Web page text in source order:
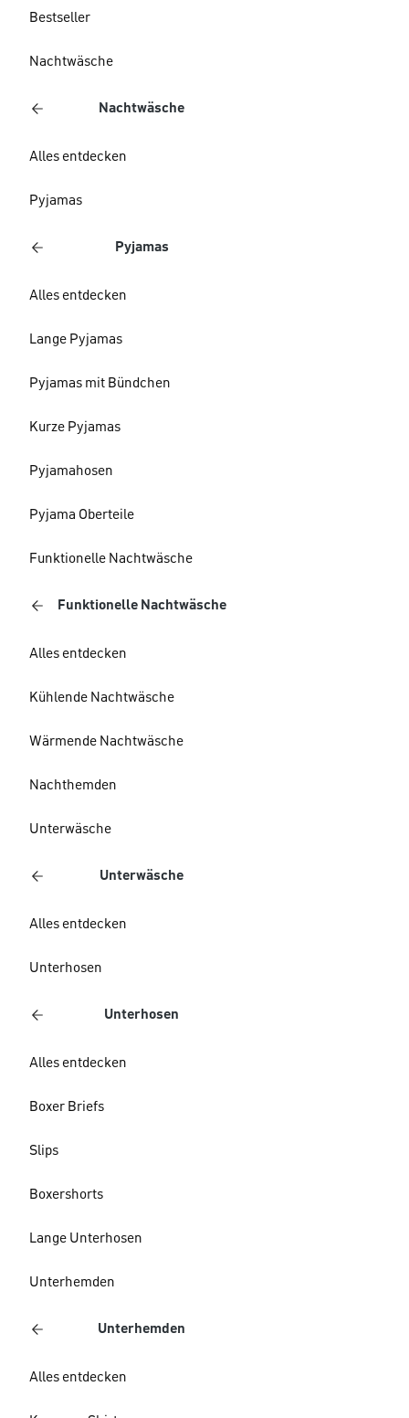
Bestseller
Nachtwäsche
Nachtwäsche
Alles entdecken
Pyjamas
Pyjamas
Alles entdecken
Lange Pyjamas
Pyjamas mit Bündchen
Kurze Pyjamas
Pyjamahosen
Pyjama Oberteile
Funktionelle Nachtwäsche
Funktionelle Nachtwäsche
Alles entdecken
Kühlende Nachtwäsche
Wärmende Nachtwäsche
Nachthemden
Unterwäsche
Unterwäsche
Alles entdecken
Unterhosen
Unterhosen
Alles entdecken
Boxer Briefs
Slips
Boxershorts
Lange Unterhosen
Unterhemden
Unterhemden
Alles entdecken